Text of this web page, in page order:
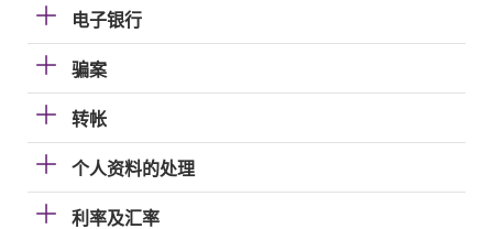
电子银行
骗案
转帐
个人资料的处理
利率及汇率